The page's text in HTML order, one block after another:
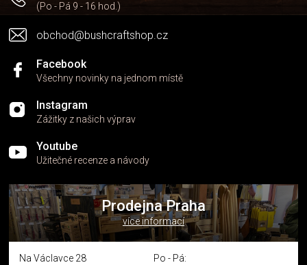
(Po - Pá 9 - 16 hod.)
obchod@bushcraftshop.cz
Facebook
Všechny novinky na jednom místě
Instagram
Zážitky z našich výprav
Youtube
Užitečné recenze a návody
Prodejna Praha
více informací
Na Václavce 28
Po - Pá: